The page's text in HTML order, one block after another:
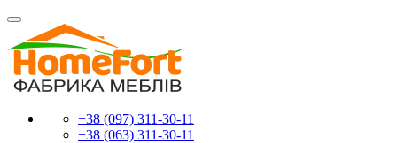
+38 (097) 311-30-11
+38 (063) 311-30-11